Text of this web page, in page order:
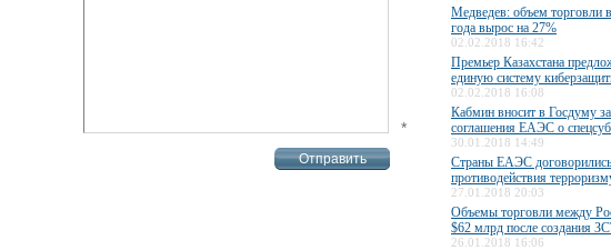
*
Медведев: объем торговли
года вырос на 27%
02.02.2018 16:42
Премьер Казахстана
единую систему
02.02.2018 16:08
Кабмин вносит в Госдуму
соглашения ЕАЭС о
30.01.2018 14:49
Страны ЕАЭС
противодействия
27.01.2018 20:03
Объемы торговли между
$62 млрд после создания
26.01.2018 16:06